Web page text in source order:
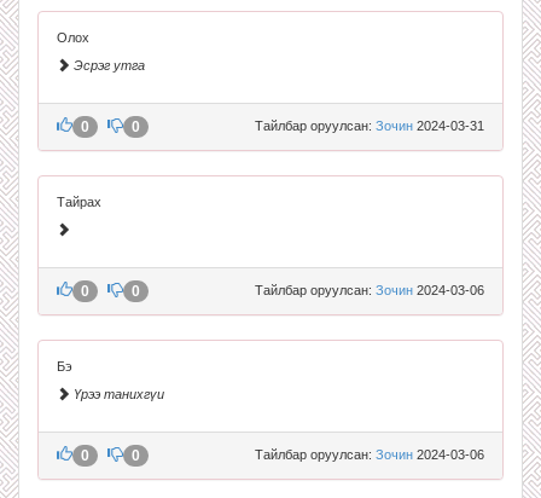
Олох
Эсрэг утга
Тайлбар оруулсан: Зочин 2024-03-31
0 0
Тайрах
Тайлбар оруулсан: Зочин 2024-03-06
0 0
Бэ
Үрээ танихгүи
Тайлбар оруулсан: Зочин 2024-03-06
0 0